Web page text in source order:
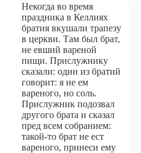
Некогда во время
праздника в Келлиях
братия вкушали трапезу
в церкви. Там был брат,
не евший вареной
пищи. Прислужнику
сказали: один из братий
говорит: я не ем
вареного, но соль.
Прислужник подозвал
другого брата и сказал
пред всем собранием:
такой-то брат не ест
вареного, принеси ему